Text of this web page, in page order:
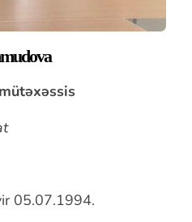
05.07.1994.